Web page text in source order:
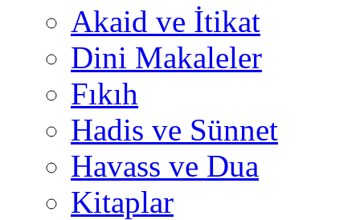
Akaid ve İtikat
Dini Makaleler
Fıkıh
Hadis ve Sünnet
Havass ve Dua
Kitaplar